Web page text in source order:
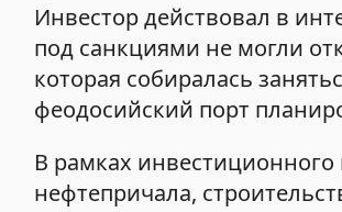
Инвестор действовал в
под санкциями не могли
которая собиралась
феодосийский порт
В рамках инвестиционного
нефтепричала,